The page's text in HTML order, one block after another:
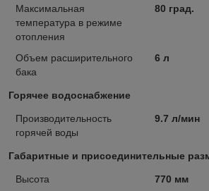
Максимальная
температура в режиме
отопления
80 град.
Объем расширительного
бака
6 л
Горячее водоснабжение
Производительность
горячей воды
9.7 л/мин
Габаритные и присоединительные
Высота
770 мм